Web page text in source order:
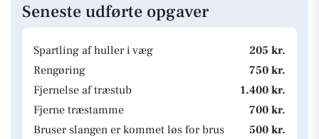
Seneste udførte opgaver
Spartling af huller i væg
205 kr.
Rengøring
750 kr.
Fjernelse af træstub
1.400 kr.
Fjerne træstamme
700 kr.
Bruser slangen er kommet løs for brus
500 kr.